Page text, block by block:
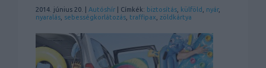
2014. június 20. | Autóshír | Címkék: biztosítás külföld nyár,
nyaralás sebességkorlátozás traffipax zöldkártya